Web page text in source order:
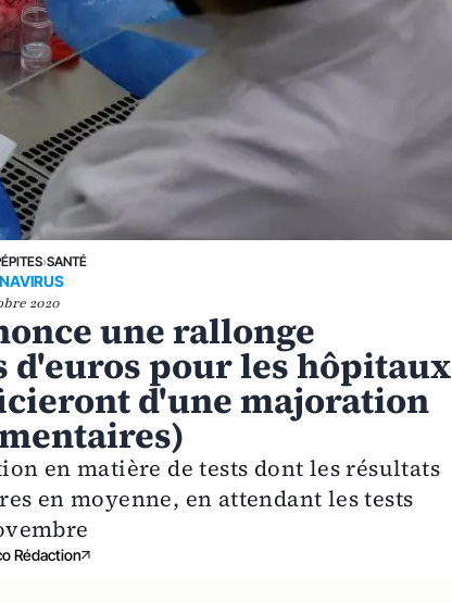
›SANTÉ
2020
une rallonge
pour les hôpitaux
d'une majoration
en matière de tests dont les résultats
en moyenne, en attendant les tests
Rédaction